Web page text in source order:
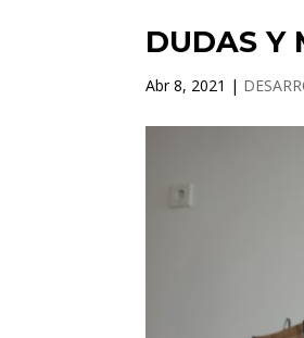
DUDAS Y
Abr 8, 2021 |